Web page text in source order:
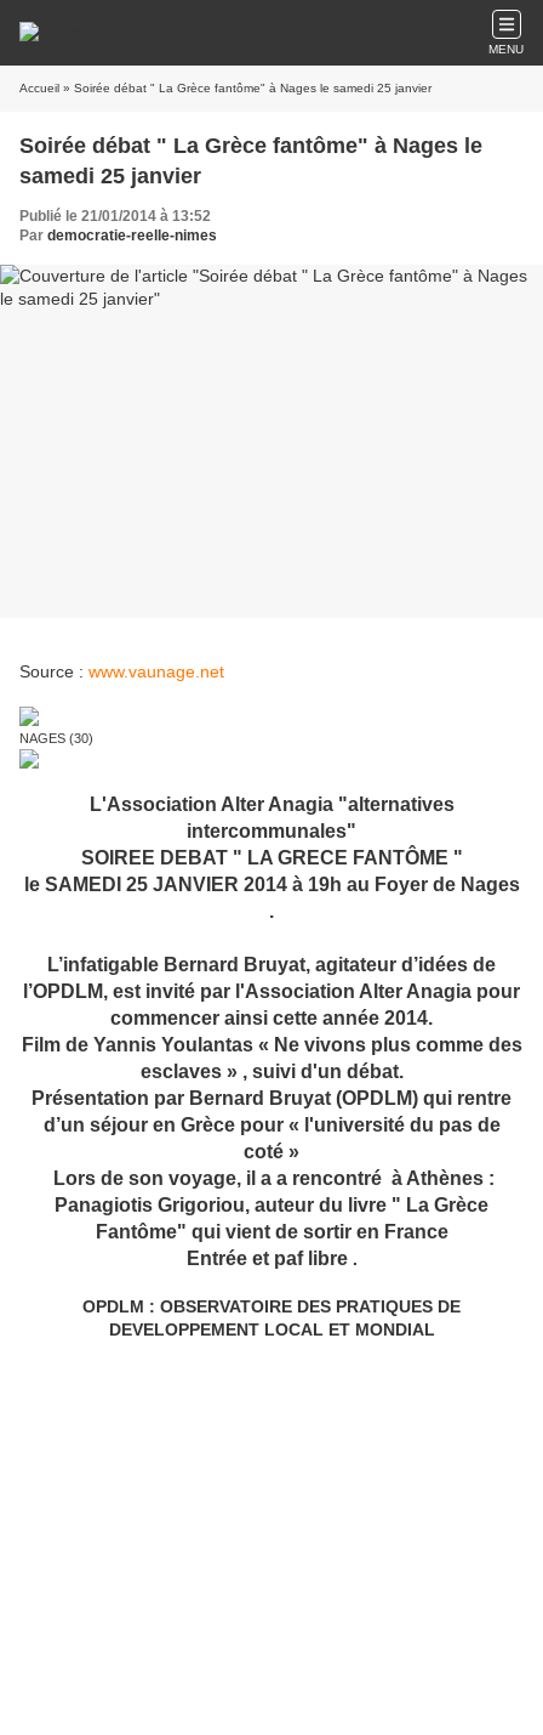
MENU
Accueil » Soirée débat " La Grèce fantôme" à Nages le samedi 25 janvier
Soirée débat " La Grèce fantôme" à Nages le
samedi 25 janvier
Publié le 21/01/2014 à 13:52
Par democratie-reelle-nimes
Source : www.vaunage.net
NAGES (30)
L'Association Alter Anagia "alternatives
intercommunales"
SOIREE DEBAT " LA GRECE FANTÔME "
le SAMEDI 25 JANVIER 2014 à 19h au Foyer de Nages
.
L’infatigable Bernard Bruyat, agitateur d’idées de
l’OPDLM, est invité par l'Association Alter Anagia pour
commencer ainsi cette année 2014.
Film de Yannis Youlantas « Ne vivons plus comme des
esclaves » , suivi d'un débat.
Présentation par Bernard Bruyat (OPDLM) qui rentre
d’un séjour en Grèce pour « l'université du pas de
coté »
Lors de son voyage, il a a rencontré à Athènes :
Panagiotis Grigoriou, auteur du livre " La Grèce
Fantôme" qui vient de sortir en France
Entrée et paf libre.
OPDLM : OBSERVATOIRE DES PRATIQUES DE
DEVELOPPEMENT LOCAL ET MONDIAL